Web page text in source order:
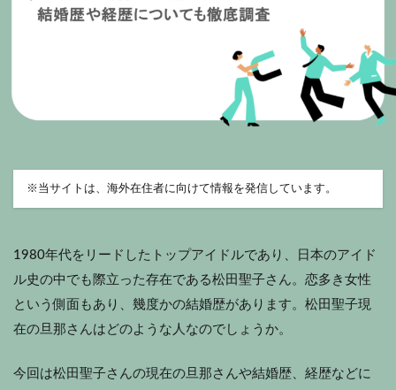
※ 当サイトは、海外在住者に向けて情報を発信しています。
1980年代をリードしたトップアイドルであり、日本のアイド
ル史の中でも際立った存在である松田聖子さん。恋多き女性
という側面もあり、幾度かの結婚歴があります。松田聖子現
在の旦那さんはどのような人なのでしょうか。
今回は松田聖子さんの現在の旦那さんや結婚歴、経歴などに